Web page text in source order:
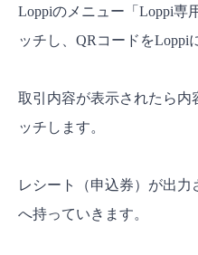
Loppiのメニュー「Loppi専
ッチし、QRコードをLoppi
取引内容が表示されたら内
ッチします。
レシート（申込券）が出力
へ持っていきます。